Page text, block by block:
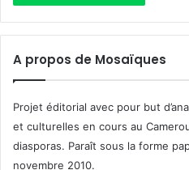
A propos de Mosaïques
Projet éditorial avec pour but
et culturelles en cours au
diasporas. Paraît sous la forme
novembre 2010.